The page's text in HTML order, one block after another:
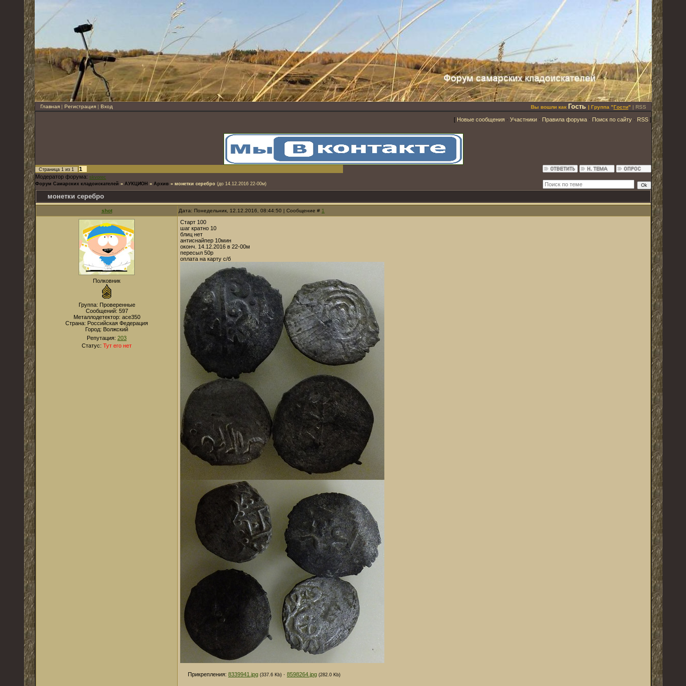
Главная | Регистрация | Вход Вы вошли как Гость | Группа "Гости" | RSS
[ Новые сообщения · Участники · Правила форума · Поиск по сайту · RSS ]
Страница 1 из 1
1
Модератор форума: skvorec
Форум Самарских кладоискателей » АУКЦИОН » Архив » монетки серебро (до 14.12.2016 22-00м)
монетки серебро
shot Дата: Понедельник, 12.12.2016, 08:44:50 | Сообщение # 1
Полковник
Группа: Проверенные
Сообщений: 597
Металлодетектор: ace350
Страна: Российская Федерация
Город: Волжский
Репутация: 203
Статус: Тут его нет
Старт 100
шаг кратно 10
блиц нет
антиснайпер 10мин
оконч. 14.12.2016 в 22-00м
пересыл 50р
оплата на карту с/б
Прикрепления: 8339941.jpg (337.6 Kb) · 8598264.jpg (282.0 Kb)